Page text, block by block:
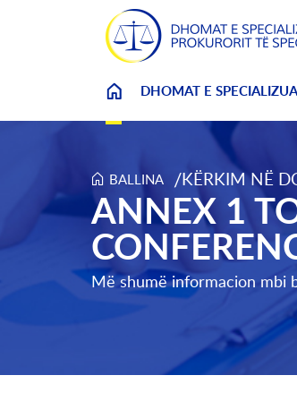
DHOMAT E
BALLINA /KËRKIM NË
Annex 1 to Order Setting the
ANNEX 1
Më shumë informacion mbi